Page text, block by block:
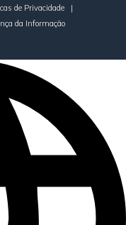
de Privacidade
|
da Informação